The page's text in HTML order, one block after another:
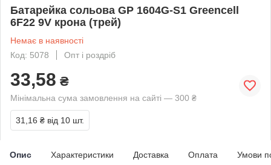
Батарейка сольова GP 1604G-S1 Greencell
6F22 9V крона (трей)
Немає в наявності
Код: 5078
Опт і роздріб
33,58 ₴
Мінімальна сума замовлення на сайті — 300 ₴
31,16 ₴ від 10 шт.
Опис Характеристики Доставка Оплата Умови